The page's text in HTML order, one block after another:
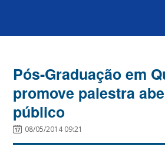
Pós-Graduação em
promove palestra
público
08/05/2014 09:21